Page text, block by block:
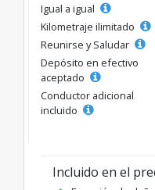
Igual a igual
Kilometraje ilimitado
Reunirse y Saludar
Depósito en efectivo
aceptado
Conductor adicional
incluido
Incluido en el